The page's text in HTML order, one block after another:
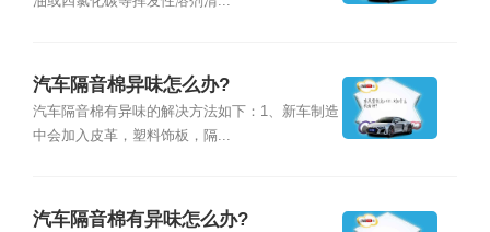
汽车隔音棉异味怎么办?
汽车隔音棉有异味的解决方法如下：1、新车制造
中会加入皮革，塑料饰板，隔...
汽车隔音棉有异味怎么办?